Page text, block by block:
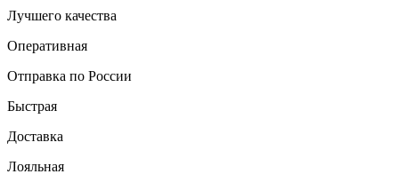
Лучшего качества
Оперативная
Отправка по России
Быстрая
Доставка
Лояльная